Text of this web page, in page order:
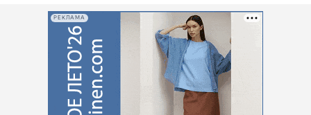
РЕКЛАМА